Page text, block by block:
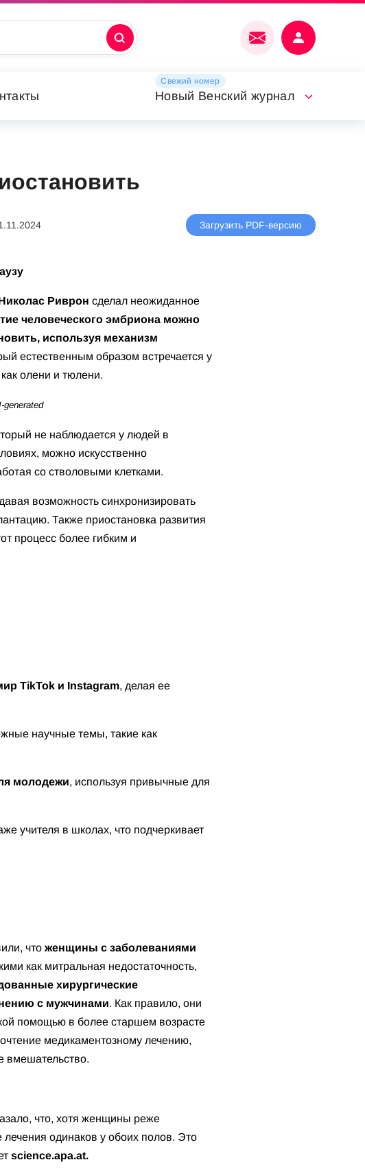
Свежий номер
Новый Венский журнал
Загрузить PDF-версию
Риврон сделал неожиданное
человеческого эмбриона можно
используя механизм
естественным образом встречается у
олени и тюлени.
не наблюдается у людей в
можно искусственно
со стволовыми клетками.
возможность синхронизировать
Также приостановка развития
процесс более гибким и
TikTok и Instagram, делая ее
научные темы, такие как
молодежи, используя привычные для
учителя в школах, что подчеркивает
что женщины с заболеваниями
как митральная недостаточность,
хирургические
с мужчинами. Как правило, они
помощью в более старшем возрасте
медикаментозному лечению,
вмешательство.
что, хотя женщины реже
одинаков у обоих полов. Это
science.apa.at.